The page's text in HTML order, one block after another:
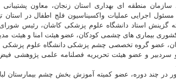
منطقه ای بهداری استان زنجان، معاون
اجرایی عملیات واکسیناسیون فلج اطفال در
گزینش استاد دانشگاه علوم پزشکی کاشان، رئیس
بیماری های چشمی کودکان، عضو هیئت امنا و هیئت
عضو گروه تخصصی چشم پزشکی دانشگاه علوم پزشکی
سردبیر و عضو هیئت تحریریه فصلنامه علمی پژوهشی
چند دوره، عضو کمیته آموزش بخش چشم بیمارستان